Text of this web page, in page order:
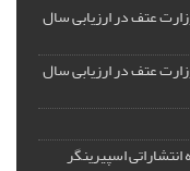
عتف در ارزیابی سال
عتف در ارزیابی سال
اسپیرینگر